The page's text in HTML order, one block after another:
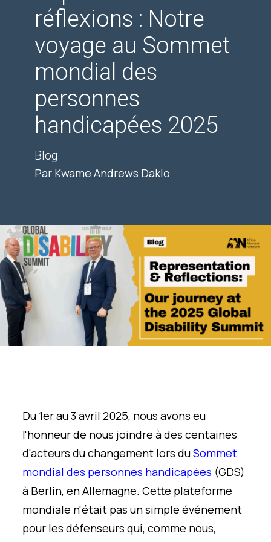
réflexions : Notre
voyage au Sommet
mondial des
personnes
handicapées 2025
Blog
Par Kwame Andrews Daklo
Du 1er au 3 avril 2025, nous avons eu
l'honneur de nous joindre à des centaines
d'acteurs du changement lors duSommet
mondial des personnes handicapées (GDS)
à Berlin, en Allemagne. Cette plateforme
mondiale n'était pas un simple événement
pour les défenseurs qui, comme nous,